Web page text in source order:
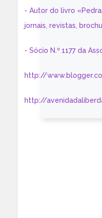
- Autor do livro
jornais, revistas,
- Sócio N.º 1177 da
http://
http://